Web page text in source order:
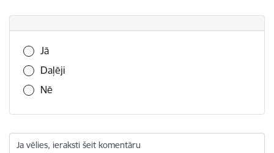
Vai šī informācija bija noderīga?
Jā
Daļēji
Nē
Ja vēlies, ieraksti šeit komentāru